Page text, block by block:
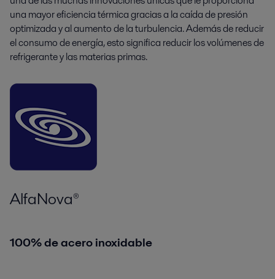
una mayor eficiencia térmica gracias a la caída de presión
optimizada y al aumento de la turbulencia. Además de reducir
el consumo de energía, esto significa reducir los volúmenes de
refrigerante y las materias primas.
AlfaNova®
100% de acero inoxidable